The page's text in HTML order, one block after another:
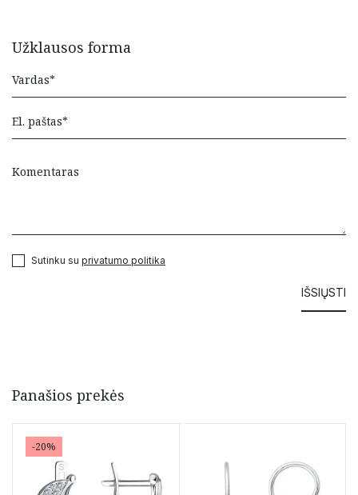
Užklausos forma
Sutinku su privatumo politika
Panašios prekės
-20%